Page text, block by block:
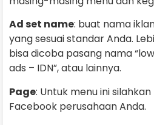
Ad set name: buat nama
yang sesuai standar Anda.
bisa dicoba pasang nama
ads – IDN”, atau lainnya.
Page: Untuk menu ini
Facebook perusahaan Anda.